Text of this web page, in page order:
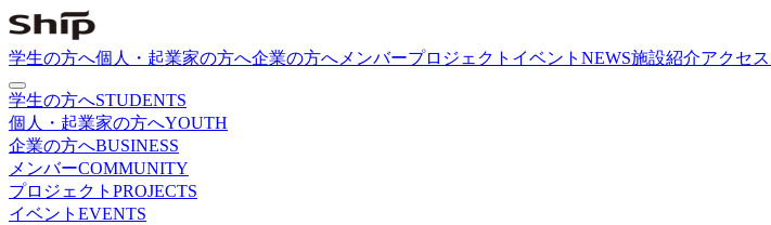
学生の方へ個人・起業家の方へ企業の方へ メンバープロジェクト イベント NEWS施設紹介アクセス
学生の方へSTUDENTS
個人・起業家の方へYOUTH
企業の方へBUSINESS
メンバーCOMMUNITY
プロジェクト PROJECTS
イベント EVENTS